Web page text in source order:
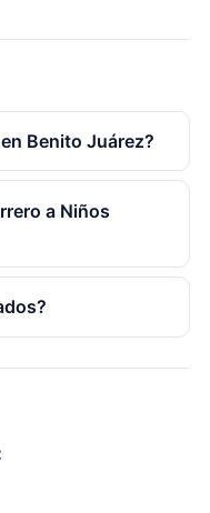
Benito Juárez?
a Niños